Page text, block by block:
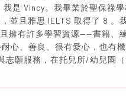
是 Vincy。我畢業於聖保祿學
並且雅思 IELTS 取得了 8 。
擁有許多學習資源——書籍、
心、善良、很有愛心，也有
志願服務，在托兒所/幼兒